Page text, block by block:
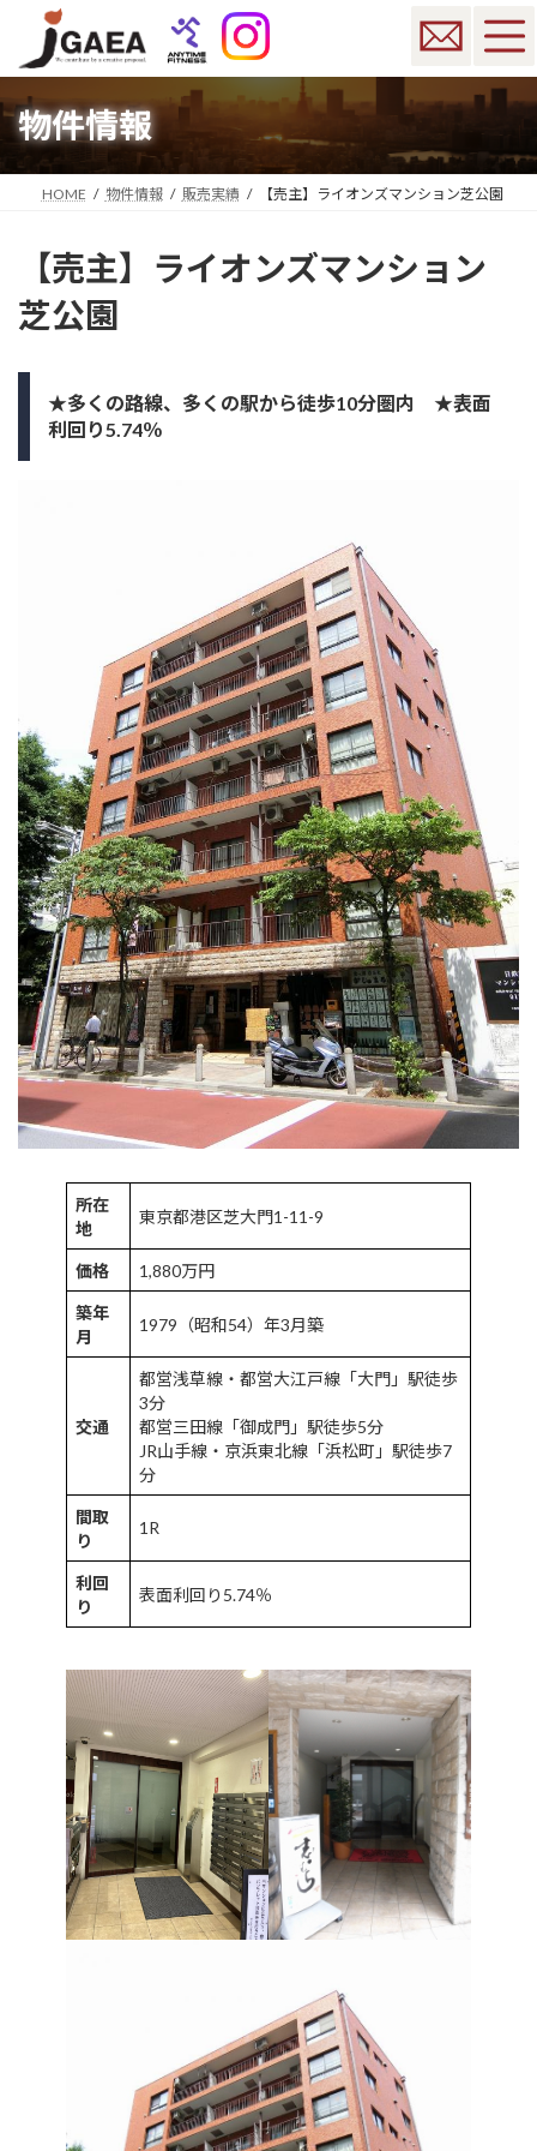
ン
ツ
キ
ー
シ
に
物件情報
HOME 物件情報 販売実績 【売主】ライオンズマンション芝公園
【売主】ライオンズマンション
芝公園
★多くの路線、多くの駅から徒歩10分圏内 ★表面
利回り5.74％
所在
地
東京都港区芝大門1-11-9
価格 1,880万円
築年
月
1979（昭和54）年3月築
交通
都営浅草線・都営大江戸線「大門」駅徒歩
3分
都営三田線「御成門」駅徒歩5分
JR山手線・京浜東北線「浜松町」駅徒歩7
分
間取
り
1R
利回
り
表面利回り5.74％